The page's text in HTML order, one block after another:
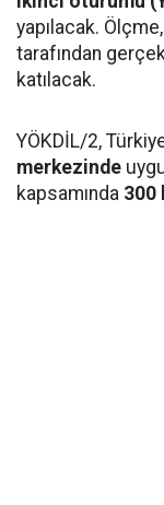
yapılacak.
tarafından
katılacak.
YÖKDİL/2,
merkezinde
kapsamında 300